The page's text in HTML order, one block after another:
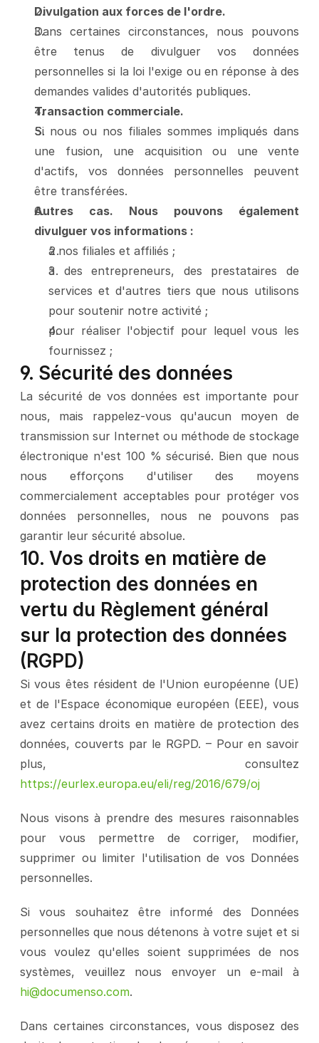
Divulgation aux forces de l'ordre.
Dans certaines circonstances, nous pouvons
être tenus de divulguer vos données
personnelles si la loi l'exige ou en réponse à des
demandes valides d'autorités publiques.
Transaction commerciale.
Si nous ou nos filiales sommes impliqués dans
une fusion, une acquisition ou une vente
d'actifs, vos données personnelles peuvent
être transférées.
Autres cas. Nous pouvons également
divulguer vos informations :
à nos filiales et affiliés ;
à des entrepreneurs, des prestataires de
services et d'autres tiers que nous utilisons
pour soutenir notre activité ;
pour réaliser l'objectif pour lequel vous les
fournissez ;
9. Sécurité des données
La sécurité de vos données est importante pour
nous, mais rappelez-vous qu'aucun moyen de
transmission sur Internet ou méthode de stockage
électronique n'est 100 % sécurisé. Bien que nous
nous efforçons d'utiliser des moyens
commercialement acceptables pour protéger vos
données personnelles, nous ne pouvons pas
garantir leur sécurité absolue.
10. Vos droits en matière de
protection des données en
vertu du Règlement général
sur la protection des données
(RGPD)
Si vous êtes résident de l'Union européenne (UE)
et de l'Espace économique européen (EEE), vous
avez certains droits en matière de protection des
données, couverts par le RGPD. – Pour en savoir
https://eurlex.europa.eu/eli/reg/2016/679/oj
Nous visons à prendre des mesures raisonnables
pour vous permettre de corriger, modifier,
supprimer ou limiter l'utilisation de vos Données
personnelles.
Si vous souhaitez être informé des Données
personnelles que nous détenons à votre sujet et si
vous voulez qu'elles soient supprimées de nos
hi@documenso.com.
Dans certaines circonstances, vous disposez des